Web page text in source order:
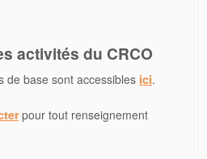
activités du CRCO
de base sont accessibles ici.
pour tout renseignement